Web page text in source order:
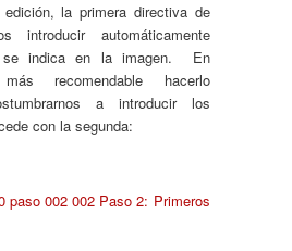
la primera directiva de
introducir automáticamente
se indica en la imagen. En
recomendable hacerlo
a introducir los
con la segunda: